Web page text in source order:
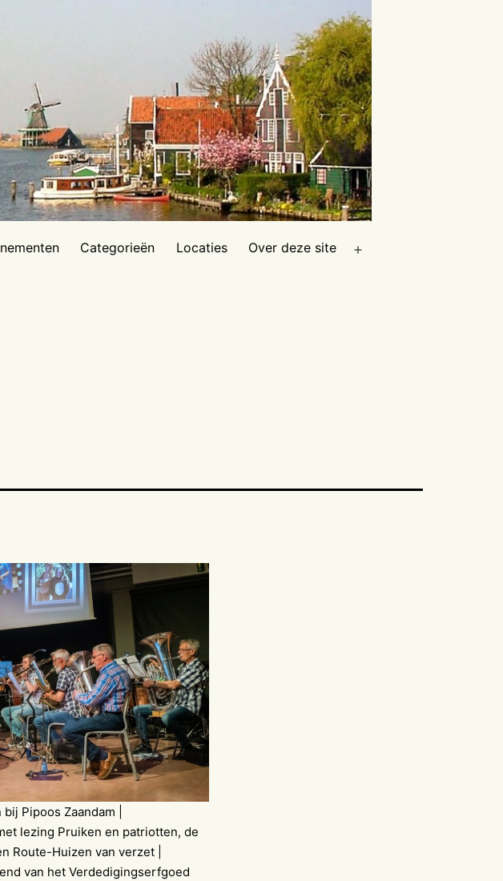
Categorieën Locaties Over deze site
Pipoos Zaandam |
lezing Pruiken en patriotten, de
Route-Huizen van verzet |
van het Verdedigingserfgoed